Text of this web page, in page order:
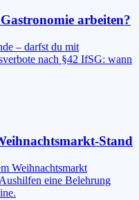
arbeiten?
– darfst du mit
nach §42 IfSG: wann
Stand
Weihnachtsmarkt
eine Belehrung